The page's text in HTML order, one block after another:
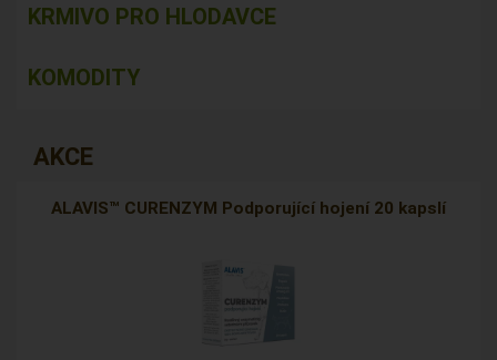
KRMIVO PRO HLODAVCE
KOMODITY
AKCE
ALAVIS™ CURENZYM Podporující hojení 20 kapslí